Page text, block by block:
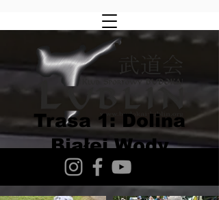
Trasa 1: Dolina
Białej Wody